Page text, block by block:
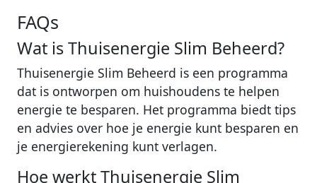
FAQs
Wat is Thuisenergie Slim Beheerd?
Thuisenergie Slim Beheerd is een programma
dat is ontworpen om huishoudens te helpen
energie te besparen. Het programma biedt tips
en advies over hoe je energie kunt besparen en
je energierekening kunt verlagen.
Hoe werkt Thuisenergie Slim